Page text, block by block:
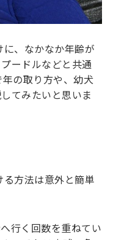
、なかなか年齢が
ードルなどと共通
の取り方や、幼犬
てみたいと思いま
方法は意外と簡単
行く回数を重ねてい